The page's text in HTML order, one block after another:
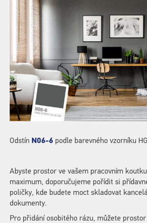
Odstín N06-6 podle barevného vzorníku
Abyste prostor ve vašem pracovním
maximum, doporučujeme pořídit si
poličky, kde budete moct skladovat
dokumenty.
Pro přidání osobitého rázu, můžete